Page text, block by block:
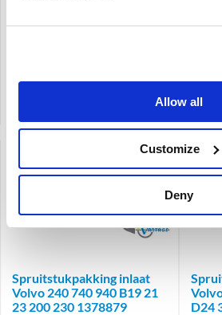
Allow all
Customize
Deny
Artikelnummer: 9155407
Brand
Spruitstukpakking inlaat
Volvo 240 740 940 B19 21
23 200 230 1378879
D24